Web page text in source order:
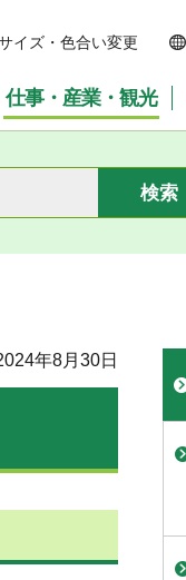
イズ・色合い変更
仕事・産業・観光
年8月30日